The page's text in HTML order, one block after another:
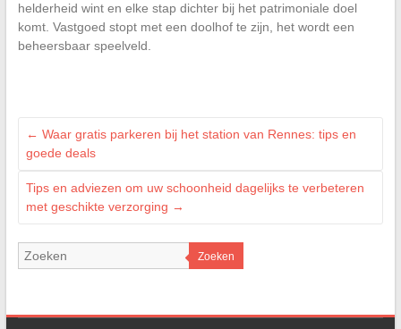
helderheid wint en elke stap dichter bij het patrimoniale doel
komt. Vastgoed stopt met een doolhof te zijn, het wordt een
beheersbaar speelveld.
← Waar gratis parkeren bij het station van Rennes: tips en
goede deals
Tips en adviezen om uw schoonheid dagelijks te verbeteren
met geschikte verzorging →
Zoeken